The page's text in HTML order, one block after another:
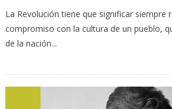
La Revolución tiene que signifi­car siempre
compromiso con la cul­tura de un pueblo,
de la nación...